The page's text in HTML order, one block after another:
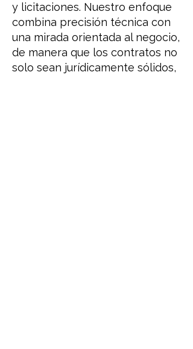
y licitaciones. Nuestro enfoque
combina precisión técnica con
una mirada orientada al negocio,
de manera que los contratos no
solo sean jurídicamente sólidos,